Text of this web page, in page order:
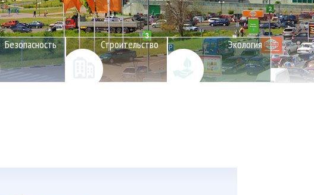
Безопасность Строительство Экология